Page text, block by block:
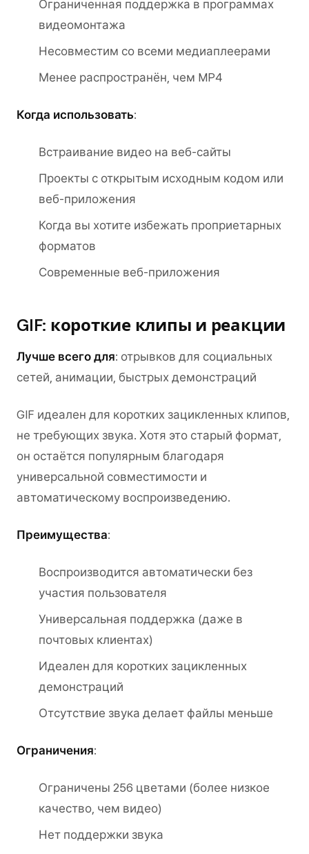
Ограниченная поддержка в программах
видеомонтажа
Несовместим со всеми медиаплеерами
Менее распространён, чем MP4
Когда использовать:
Встраивание видео на веб-сайты
Проекты с открытым исходным кодом или
веб-приложения
Когда вы хотите избежать проприетарных
форматов
Современные веб-приложения
GIF: короткие клипы и реакции
Лучше всего для: отрывков для социальных
сетей, анимации, быстрых демонстраций
GIF идеален для коротких зацикленных клипов,
не требующих звука. Хотя это старый формат,
он остаётся популярным благодаря
универсальной совместимости и
автоматическому воспроизведению.
Преимущества:
Воспроизводится автоматически без
участия пользователя
Универсальная поддержка (даже в
почтовых клиентах)
Идеален для коротких зацикленных
демонстраций
Отсутствие звука делает файлы меньше
Ограничения:
Ограничены 256 цветами (более низкое
качество, чем видео)
Нет поддержки звука